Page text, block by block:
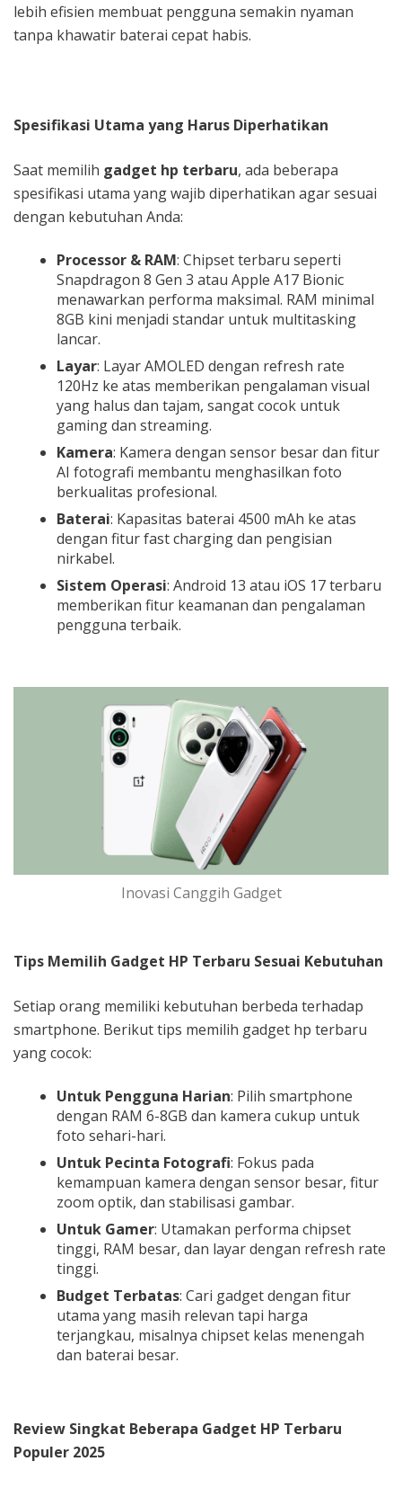
lebih efisien membuat pengguna semakin nyaman
tanpa khawatir baterai cepat habis.
Spesifikasi Utama yang Harus Diperhatikan
Saat memilih gadget hp terbaru, ada beberapa
spesifikasi utama yang wajib diperhatikan agar sesuai
dengan kebutuhan Anda:
Processor & RAM: Chipset terbaru seperti
Snapdragon 8 Gen 3 atau Apple A17 Bionic
menawarkan performa maksimal. RAM minimal
8GB kini menjadi standar untuk multitasking
lancar.
Layar: Layar AMOLED dengan refresh rate
120Hz ke atas memberikan pengalaman visual
yang halus dan tajam, sangat cocok untuk
gaming dan streaming.
Kamera: Kamera dengan sensor besar dan fitur
AI fotografi membantu menghasilkan foto
berkualitas profesional.
Baterai: Kapasitas baterai 4500 mAh ke atas
dengan fitur fast charging dan pengisian
nirkabel.
Sistem Operasi: Android 13 atau iOS 17 terbaru
memberikan fitur keamanan dan pengalaman
pengguna terbaik.
Inovasi Canggih Gadget
Tips Memilih Gadget HP Terbaru Sesuai Kebutuhan
Setiap orang memiliki kebutuhan berbeda terhadap
smartphone. Berikut tips memilih gadget hp terbaru
yang cocok:
Untuk Pengguna Harian: Pilih smartphone
dengan RAM 6-8GB dan kamera cukup untuk
foto sehari-hari.
Untuk Pecinta Fotografi: Fokus pada
kemampuan kamera dengan sensor besar, fitur
zoom optik, dan stabilisasi gambar.
Untuk Gamer: Utamakan performa chipset
tinggi, RAM besar, dan layar dengan refresh rate
tinggi.
Budget Terbatas: Cari gadget dengan fitur
utama yang masih relevan tapi harga
terjangkau, misalnya chipset kelas menengah
dan baterai besar.
Review Singkat Beberapa Gadget HP Terbaru
Populer 2025